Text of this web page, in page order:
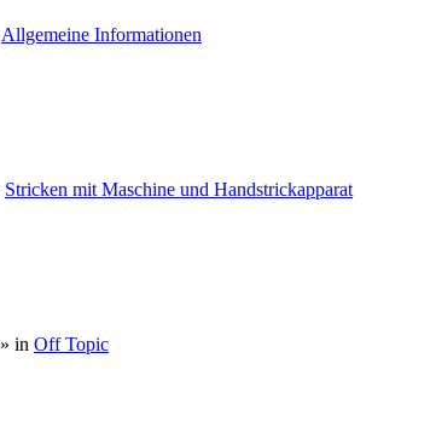
Allgemeine Informationen
Stricken mit Maschine und Handstrickapparat
» in Off Topic